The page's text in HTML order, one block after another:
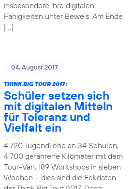
insbesondere ihre digitalen
Fähigkeiten unter Beweis. Am Ende
[…]
04. August 2017
THINK BIG TOUR 2017:
Schüler setzen sich
mit digitalen Mitteln
für Toleranz und
Vielfalt ein
4.720 Jugendliche an 34 Schulen,
4.700 gefahrene Kilometer mit dem
Tour-Van, 189 Workshops in sieben
Wochen – dies sind die Eckdaten